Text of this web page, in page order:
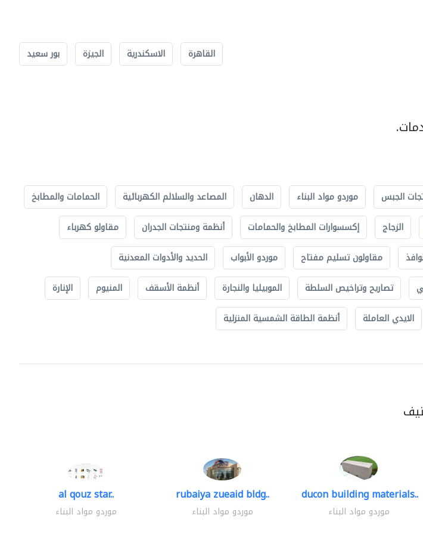
القاهرة الاسكندرية الجيزة بور سعيد
الجبس موردو مواد البناء الدهان المصاعد والسلالم الكهربائية
الحمامات والمطابخ
الزجاج إكسسوارات المطابخ والحمامات أنظمة ومنتجات الجدران
مقاولو كهرباء
مقاولون تسليم مفتاح موردو الأبواب
الحديد والأدوات المعدنية
تصاريح وتراخيص السلطة الموبيليا والنجارة أنظمة الأسقف المنيوم
الإنارة
الايدي العاملة أنظمة الطاقة الشمسية المنزلية
al qouz star..
موردو مواد البناء
rubaiya zueaid bldg..
موردو مواد البناء
ducon building materials..
موردو مواد البناء